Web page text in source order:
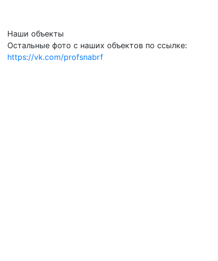
Наши объекты
Остальные фото с наших объектов по ссылке:
https://vk.com/profsnabrf